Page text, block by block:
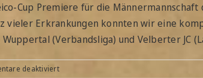
Cup Premiere für die
vieler Erkrankungen konnten wir eine
(Verbandsliga) und Velberter JC
deaktiviertfür